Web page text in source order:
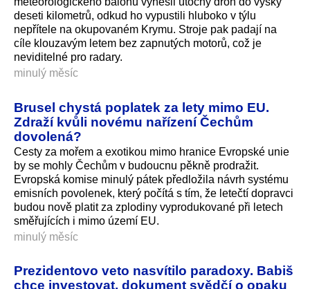
deseti kilometrů, odkud ho vypustili hluboko v týlu
nepřítele na okupovaném Krymu. Stroje pak padají na
cíle klouzavým letem bez zapnutých motorů, což je
neviditelné pro radary.
minulý měsíc
Brusel chystá poplatek za lety mimo EU.
Zdraží kvůli novému nařízení Čechům
dovolená?
Cesty za mořem a exotikou mimo hranice Evropské unie
by se mohly Čechům v budoucnu pěkně prodražit.
Evropská komise minulý pátek předložila návrh systému
emisních povolenek, který počítá s tím, že letečtí dopravci
budou nově platit za zplodiny vyprodukované při letech
směřujících i mimo území EU.
minulý měsíc
Prezidentovo veto nasvítilo paradoxy. Babiš
chce investovat, dokument svědčí o opaku